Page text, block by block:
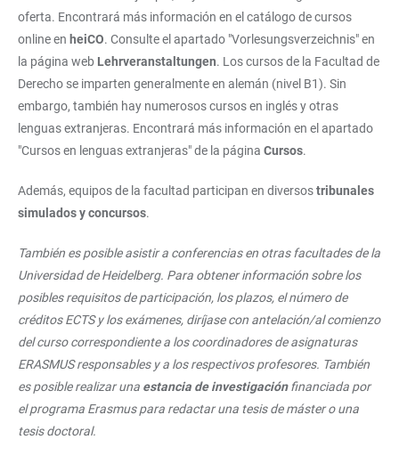
oferta. Encontrará más información en el catálogo de cursos
online en heiCO. Consulte el apartado "Vorlesungsverzeichnis" en
la página web Lehrveranstaltungen. Los cursos de la Facultad de
Derecho se imparten generalmente en alemán (nivel B1). Sin
embargo, también hay numerosos cursos en inglés y otras
lenguas extranjeras. Encontrará más información en el apartado
"Cursos en lenguas extranjeras" de la página Cursos.
Además, equipos de la facultad participan en diversostribunales
simulados y concursos.
También es posible asistir a conferencias en otras facultades de la
Universidad de Heidelberg. Para obtener información sobre los
posibles requisitos de participación, los plazos, el número de
créditos ECTS y los exámenes, diríjase con antelación/al comienzo
del curso correspondiente a los coordinadores de asignaturas
ERASMUS responsables y a los respectivos profesores. También
es posible realizar una estancia de investigaciónfinanciada por
el programa Erasmus para redactar una tesis de máster o una
tesis doctoral.